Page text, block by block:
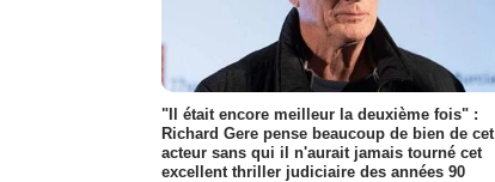
"Il était encore meilleur la deuxième fois" :
Richard Gere pense beaucoup de bien de cet
acteur sans qui il n'aurait jamais tourné cet
excellent thriller judiciaire des années 90